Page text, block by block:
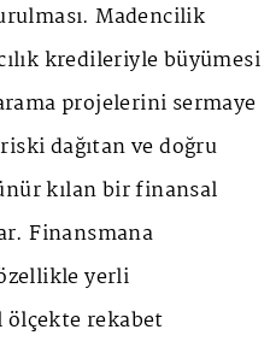
Madencilik
kredileriyle büyümesi
projelerini sermaye
dağıtan ve doğru
kılan bir finansal
Finansmana
yerli
rekabet